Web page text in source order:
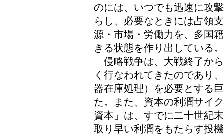
のには、いつでも迅速に攻
らし、必要なときには占領
源・市場・労働力を、多国
きる状態を作り出している。
侵略戦争は、大戦終了か
く行なわれてきたのであり
器在庫処理）を必要とする
た。また、資本の利潤サイ
資本」は、すでに二十世紀
取り早い利潤をもたらす投